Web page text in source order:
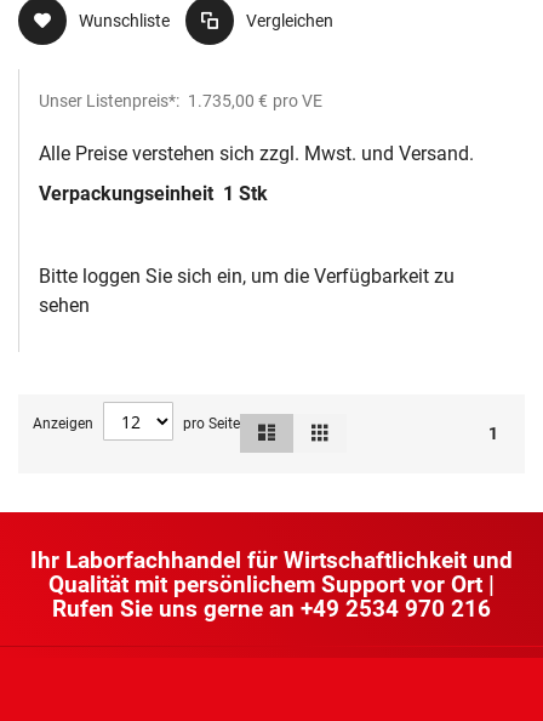
Wunschliste Vergleichen
Unser Listenpreis*: 1.735,00 € pro VE
Alle Preise verstehen sich zzgl. Mwst. und Versand.
Verpackungseinheit 1 Stk
Bitte loggen Sie sich ein, um die Verfügbarkeit zu
sehen
Anzeigen pro Seite 1
Ansicht
Ihr Laborfachhandel für Wirtschaftlichkeit und
Qualität mit persönlichem Support vor Ort |
Rufen Sie uns gerne an +49 2534 970 216